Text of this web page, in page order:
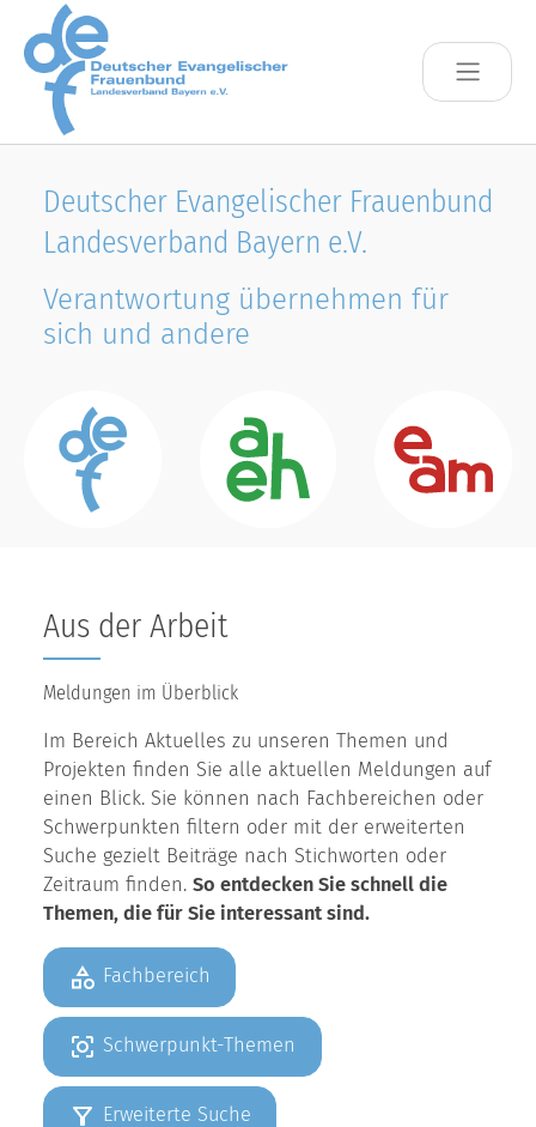
Skip to main content
Deutscher Evangelischer Frauenbund
Landesverband Bayern e.V.
Verantwortung übernehmen für
sich und andere
Aus der Arbeit
Meldungen im Überblick
Im Bereich Aktuelles zu unseren Themen und
Projekten finden Sie alle aktuellen Meldungen auf
einen Blick. Sie können nach Fachbereichen oder
Schwerpunkten filtern oder mit der erweiterten
Suche gezielt Beiträge nach Stichworten oder
Zeitraum finden. So entdecken Sie schnell die
Themen, die für Sie interessant sind.
Fachbereich
Schwerpunkt-Themen
Erweiterte Suche